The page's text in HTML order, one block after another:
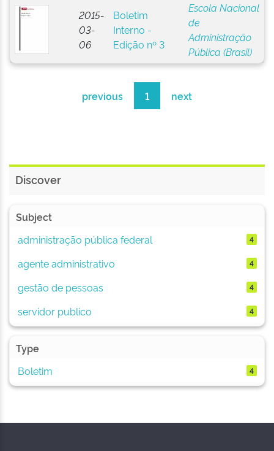
2015-
03-
06
Boletim
Interno -
Edição nº 3
Escola Nacional
de
Administração
Pública (Brasil)
previous 1 next
Discover
Subject
administração pública federal
4
agente administrativo 4
gestão de pessoas 4
servidor publico 4
Type
Boletim
4